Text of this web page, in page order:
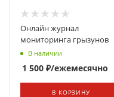
Онлайн журнал
мониторинга грызунов
В наличии
1 500 ₽/ежемесячно
В КОРЗИНУ